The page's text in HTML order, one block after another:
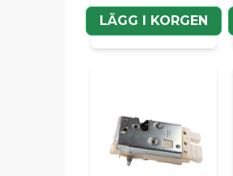
LÄGG I KORGEN